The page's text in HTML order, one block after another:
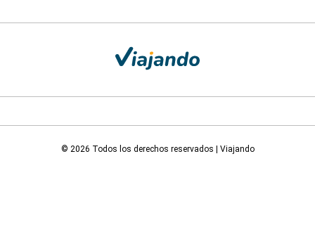
© 2026 Todos los derechos reservados | Viajando